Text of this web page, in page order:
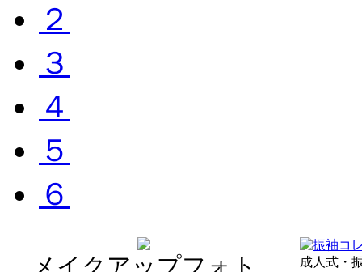
２
３
４
５
６
メイクアップフォト 成人式・